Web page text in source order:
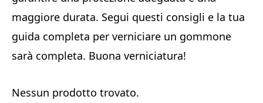
maggiore durata. Segui questi consigli e la tua
guida completa per verniciare un gommone
sarà completa. Buona verniciatura!
Nessun prodotto trovato.